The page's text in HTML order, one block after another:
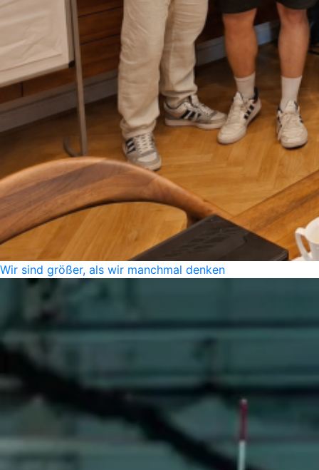
Wir sind größer, als wir manchmal denken